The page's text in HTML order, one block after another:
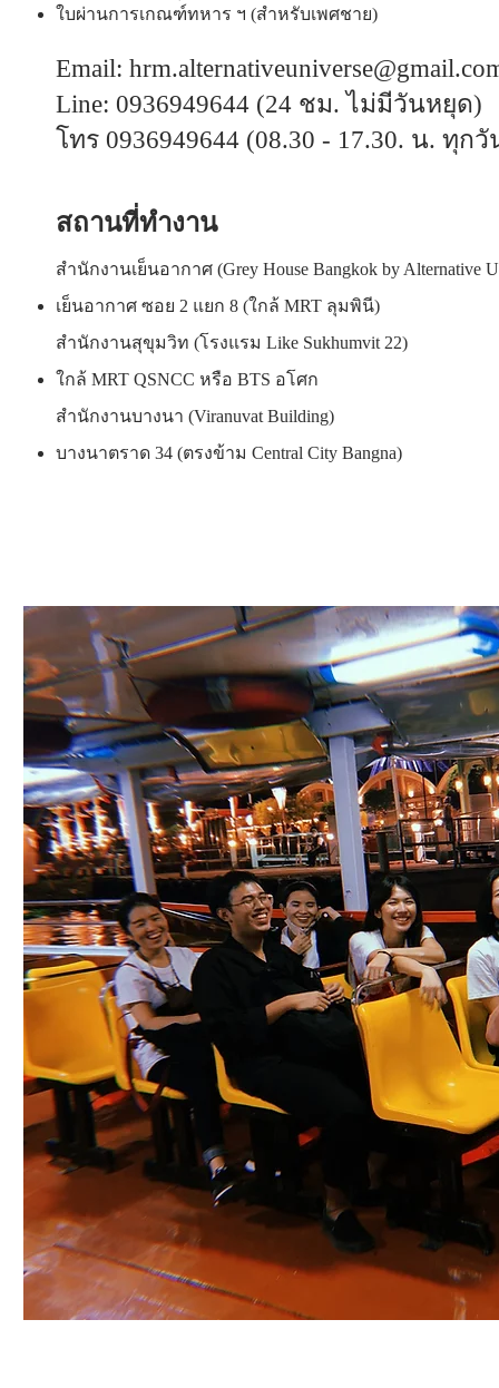
ใบผ่านการเกณฑ์ทหาร ฯ (สำหรับเพศชาย)
Email:
Line: 0936949644 (24 ชม. ไม่มีวันหยุด)
โทร 0936949644 (08.30 - 17.30. น. ทุก
สถานที่ทำงาน
สำนักงานเย็นอากาศ (Grey House Bangkok by Alternative
เย็นอากาศ ซอย 2 แยก 8 (ใกล้ MRT ลุมพินี)
สำนักงานสุขุมวิท (โรงแรม Like Sukhumvit 22)
ใกล้ MRT QSNCC หรือ BTS อโศก
สำนักงานบางนา (Viranuvat Building)
บางนาตราด 34 (ตรงข้าม Central City Bangna)